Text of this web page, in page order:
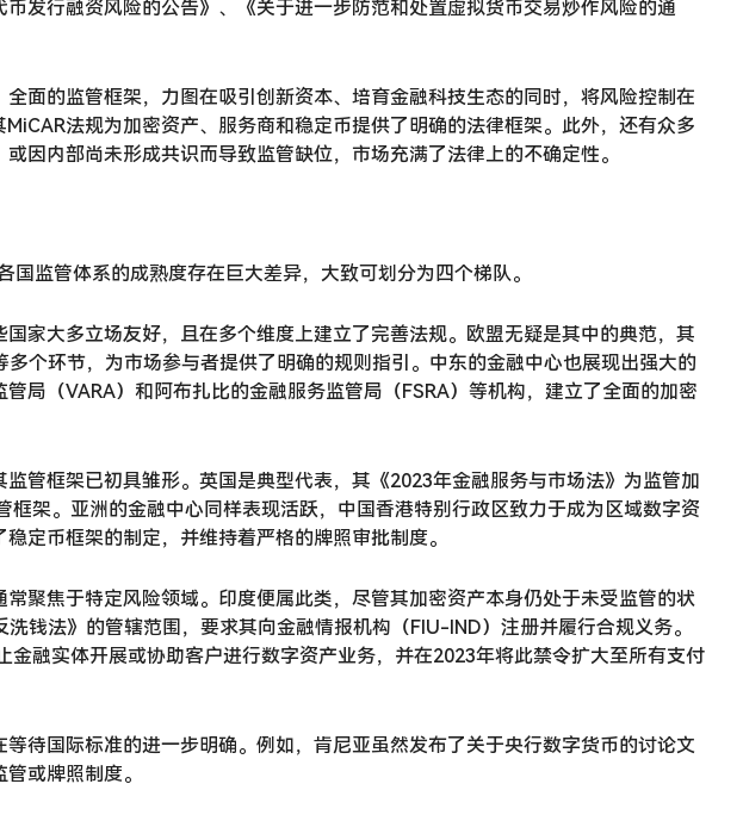
发行融资风险的公告》、《关于进一步防范和处置虚拟货币交易炒作风险的通
面的监管框架，力图在吸引创新资本、培育金融科技生态的同时，将风险控制在
法规为加密资产、服务商和稳定币提供了明确的法律框架。此外，还有众多
因内部尚未形成共识而导致监管缺位，市场充满了法律上的不确定性。
监管体系的成熟度存在巨大差异，大致可划分为四个梯队。
家大多立场友好，且在多个维度上建立了完善法规。欧盟无疑是其中的典范，其
个环节，为市场参与者提供了明确的规则指引。中东的金融中心也展现出强大的
局（VARA）和阿布扎比的金融服务监管局（FSRA）等机构，建立了全面的加密
管框架已初具雏形。英国是典型代表，其《2023年金融服务与市场法》为监管加
架。亚洲的金融中心同样表现活跃，中国香港特别行政区致力于成为区域数字资
定币框架的制定，并维持着严格的牌照审批制度。
聚焦于特定风险领域。印度便属此类，尽管其加密资产本身仍处于未受监管的状
钱法》的管辖范围，要求其向金融情报机构（FIU-IND）注册并履行合规义务。
融实体开展或协助客户进行数字资产业务，并在2023年将此禁令扩大至所有支付
待国际标准的进一步明确。例如，肯尼亚虽然发布了关于央行数字货币的讨论文
或牌照制度。